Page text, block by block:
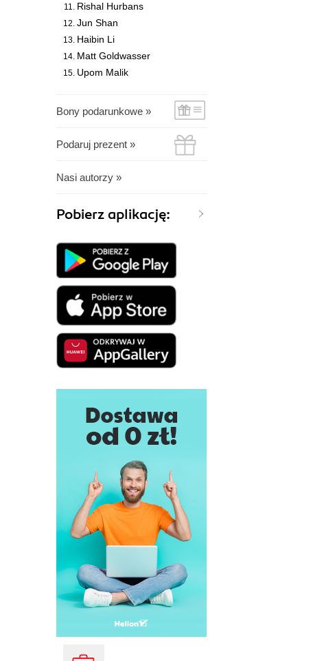
Rishal Hurbans
Jun Shan
Haibin Li
Matt Goldwasser
Upom Malik
Bony podarunkowe »
Podaruj prezent »
Nasi autorzy »
Pobierz aplikację: